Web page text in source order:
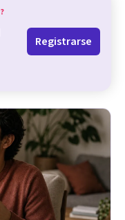
?
Registrarse